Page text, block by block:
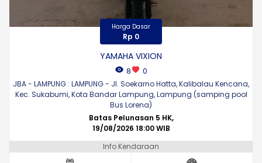
Harga Dasar
Rp 0
YAMAHA VIXION
8
0
JBA - LAMPUNG : LAMPUNG - Jl. Soekarno Hatta, Kalibalau Kencana,
Kec. Sukabumi, Kota Bandar Lampung, Lampung (samping pool
Bus Lorena)
Batas Pelunasan 5 HK,
19/08/2026 18:00 WIB
Info Kendaraan